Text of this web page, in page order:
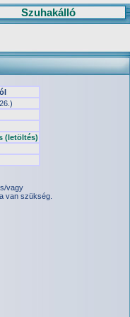
Szuhakálló
(letöltés)
vagy
van szükség.